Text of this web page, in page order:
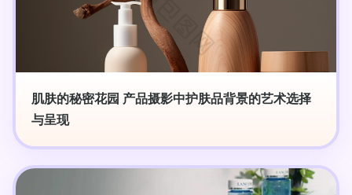
肌肤的秘密花园 产品摄影中护肤品背景的艺术选择
与呈现